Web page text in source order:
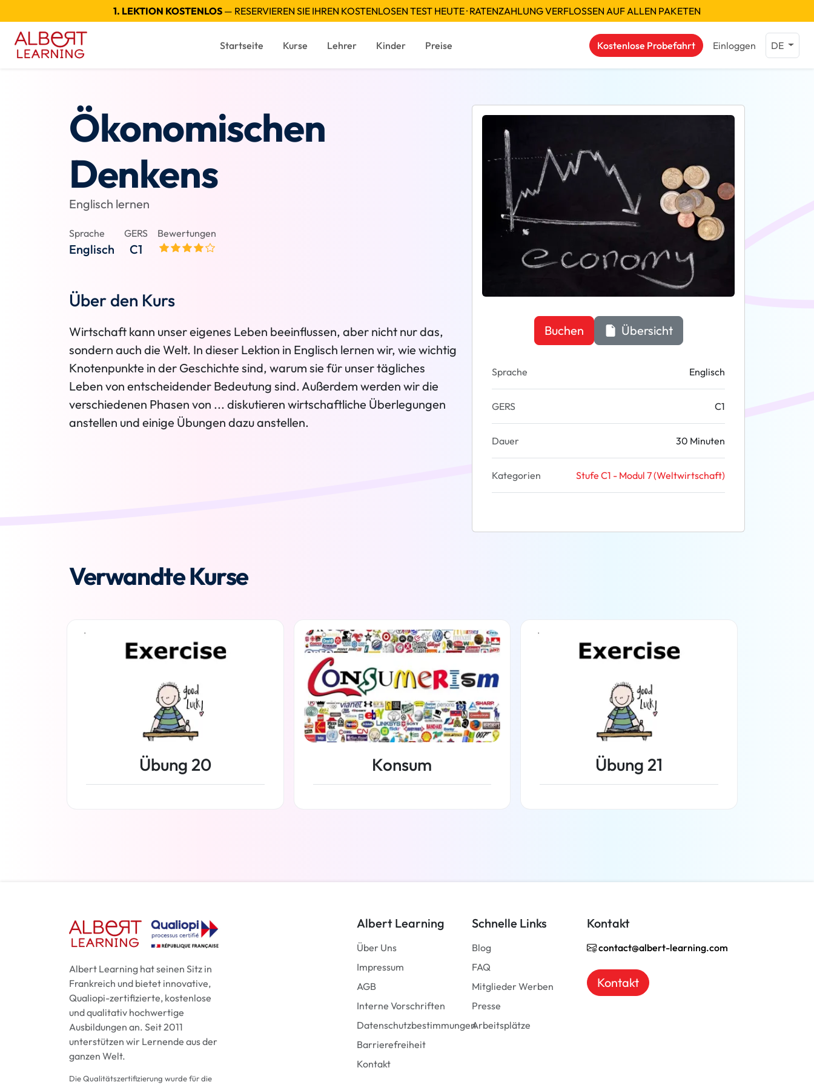
1. LEKTION KOSTENLOS — RESERVIEREN SIE IHREN KOSTENLOSEN TEST HEUTE · RATENZAHLUNG VERFLOSSEN AUF ALLEN PAKETEN
Startseite Kurse Lehrer Kinder Preise Kostenlose Probefahrt Einloggen DE
Ökonomischen
Denkens
Englisch lernen
Sprache
Englisch
GERS
C1
Bewertungen
Über den Kurs
Wirtschaft kann unser eigenes Leben beeinflussen, aber nicht nur das,
sondern auch die Welt. In dieser Lektion in Englisch lernen wir, wie wichtig
Knotenpunkte in der Geschichte sind, warum sie für unser tägliches
Leben von entscheidender Bedeutung sind. Außerdem werden wir die
verschiedenen Phasen von ... diskutieren wirtschaftliche Überlegungen
anstellen und einige Übungen dazu anstellen.
Buchen Übersicht
Sprache Englisch
GERS C1
Dauer 30 Minuten
Kategorien Stufe C1 - Modul 7 (Weltwirtschaft)
Verwandte Kurse
Übung 20 Konsum Übung 21
Albert Learning hat seinen Sitz in
Frankreich und bietet innovative,
Qualiopi-zertifizierte, kostenlose
und qualitativ hochwertige
Ausbildungen an. Seit 2011
unterstützen wir Lernende aus der
ganzen Welt.
Die Qualitätszertifizierung wurde für die
Albert Learning
Über Uns
Impressum
AGB
Interne Vorschriften
Datenschutzbestimmungen
Barrierefreiheit
Kontakt
Schnelle Links
Blog
FAQ
Mitglieder Werben
Presse
Arbeitsplätze
Kontakt
contact@albert-learning.com
Kontakt